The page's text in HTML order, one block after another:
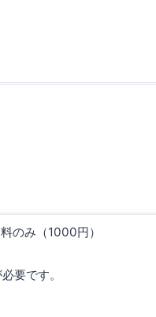
のみ（1000円）
要です。